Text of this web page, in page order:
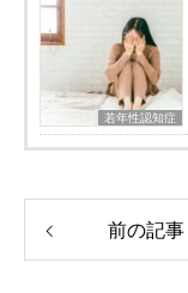
若年性認知症
前の記事